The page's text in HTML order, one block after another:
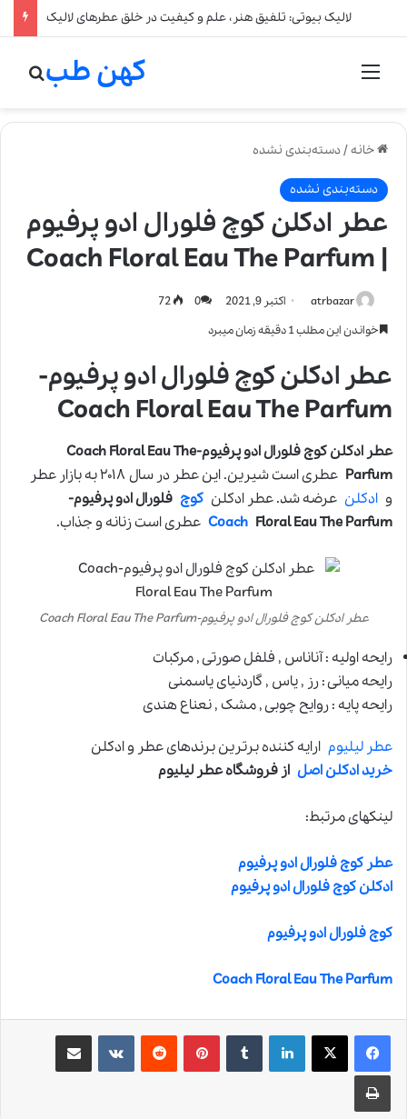
لالیک بیوتی: تلفیق هنر، علم و کیفیت در خلق عطرهای لالیک
منو کهن طب
خانه/دسته‌بندی نشده
دسته‌بندی نشده
عطر ادکلن کوچ فلورال ادو پرفیوم
| Coach Floral Eau The Parfum
atrbazar اکتبر 9, 2021 0
خواندن این مطلب 1 دقیقه زمان میبرد
عطر ادکلن کوچ فلورال ادو پرفیوم-
Coach Floral Eau The Parfum
عطر ادکلن کوچ فلورال ادو پرفیوم-Coach Floral Eau The
Parfum
عطری است شیرین. این عطر در سال ۲۰۱۸ به بازار عطر
و ادکلن عرضه شد. عطر ادکلن کوچ فلورال ادو پرفیوم-
Coach Floral Eau The Parfum عطری است زنانه و جذاب.
عطر ادکلن کوچ فلورال ادو پرفیوم-Coach Floral Eau The Parfum
رایحه اولیه : آناناس , فلفل صورتی , مرکبات
رایحه میانی : رز , یاس , گاردنیای یاسمنی
رایحه پایه : روایح چوبی , مشک , نعناع هندی
عطر لیلیوم ارایه کننده برترین برندهای عطر و ادکلن
خرید ادکلن اصل از فروشگاه عطر لیلیوم
لینکهای مرتبط:
عطر کوچ فلورال ادو پرفیوم
ادکلن کوچ فلورال ادو پرفیوم
کوچ فلورال ادو پرفیوم
Coach Floral Eau The Parfum
لینکدین ‫تامبلر ‫پین‌ترست‫رددیت ‫VKontakteاشتراک گذاری از طریق ایمیل
چاپ